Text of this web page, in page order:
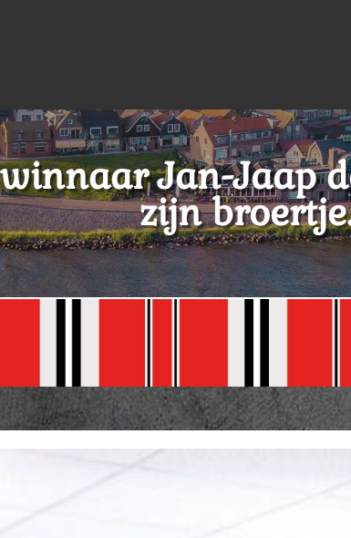
Jan-Jaap
zijn